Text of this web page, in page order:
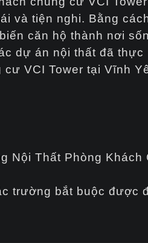
và tiện nghi. Bằng
căn hộ thành nơi
dự án nội thất đã
VCI Tower tại Vĩnh
Nội Thất Phòng Khách
trường bắt buộc được